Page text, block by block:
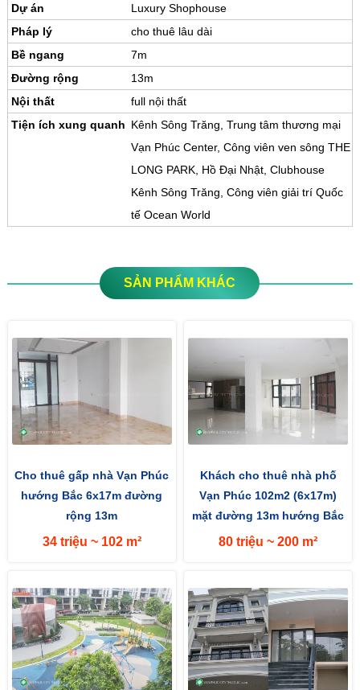
Dự án
Luxury Shophouse
Pháp lý
cho thuê lâu dài
Bề ngang
7m
Đường rộng
13m
Nội thất
full nội thất
Tiện ích xung quanh Kênh Sông Trăng, Trung tâm thương mại
Vạn Phúc Center, Công viên ven sông THE
LONG PARK, Hồ Đại Nhật, Clubhouse
Kênh Sông Trăng, Công viên giải trí Quốc
tế Ocean World
SẢN PHẨM KHÁC
Cho thuê gấp nhà Vạn Phúc
hướng Bắc 6x17m đường
rộng 13m
34 triệu ~ 102 m²
Khách cho thuê nhà phố
Vạn Phúc 102m2 (6x17m)
mặt đường 13m hướng Bắc
80 triệu ~ 200 m²